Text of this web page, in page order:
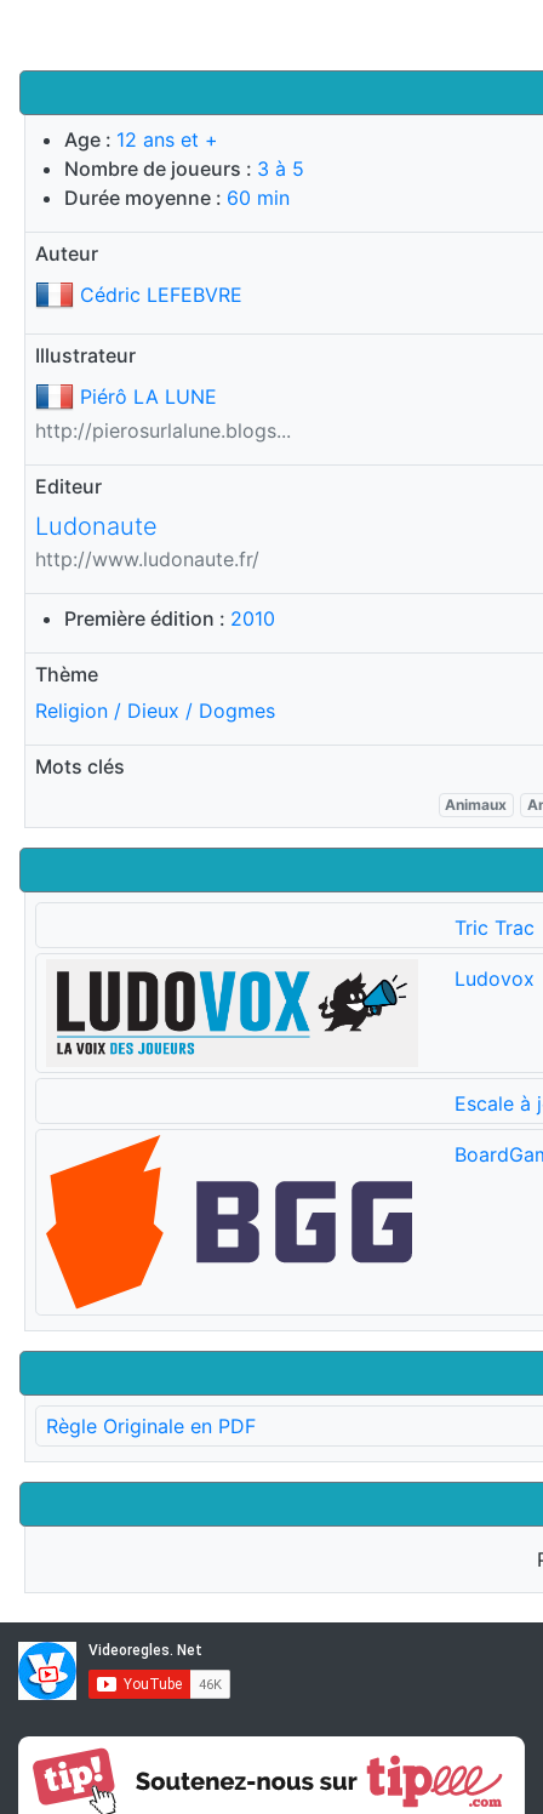
Age : 12 ans et +
Nombre de joueurs : 3 à 5
Durée moyenne : 60 min
Auteur
Cédric LEFEBVRE
Illustrateur
Piérô LA LUNE
http://pierosurlalune.blogs...
Editeur
Ludonaute
http://www.ludonaute.fr/
Première édition : 2010
Thème
Religion / Dieux / Dogmes
Mots clés
Animaux
Tric Trac
Ludovox
Escale à
Règle Originale en PDF